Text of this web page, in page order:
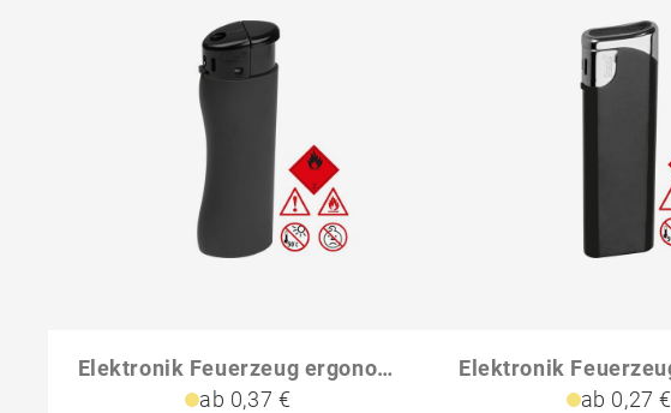
Elektronik Feuerzeug ergonomisch ANATOL
ab 0,37 €
ab 0,27 €